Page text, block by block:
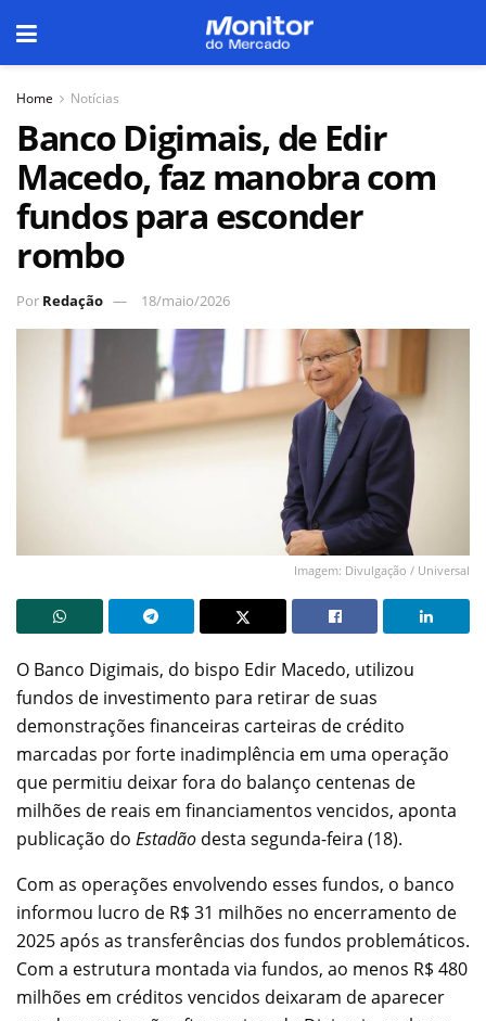
Home Notícias
Banco Digimais, de Edir
Macedo, faz manobra com
fundos para esconder
rombo
Por Redação 18/maio/2026
Imagem: Divulgação / Universal
O Banco Digimais, do bispo Edir Macedo, utilizou
fundos de investimento para retirar de suas
demonstrações financeiras carteiras de crédito
marcadas por forte inadimplência em uma operação
que permitiu deixar fora do balanço centenas de
milhões de reais em financiamentos vencidos, aponta
publicação do Estadão desta segunda-feira (18).
Com as operações envolvendo esses fundos, o banco
informou lucro de R$ 31 milhões no encerramento de
2025 após as transferências dos fundos problemáticos.
Com a estrutura montada via fundos, ao menos R$ 480
milhões em créditos vencidos deixaram de aparecer